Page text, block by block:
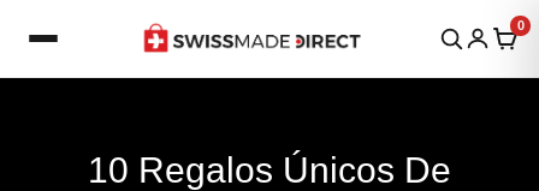
0
10 Regalos Únicos De